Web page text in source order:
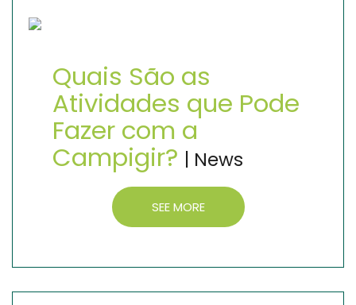
Quais São as
Atividades que Pode
Fazer com a
Campigir? | News
SEE MORE